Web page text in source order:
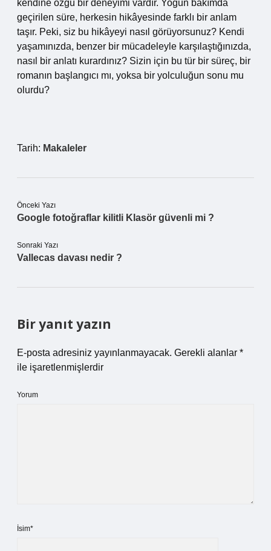
kendine özgü bir deneyimi vardır. Yoğun bakımda
geçirilen süre, herkesin hikâyesinde farklı bir anlam
taşır. Peki, siz bu hikâyeyi nasıl görüyorsunuz? Kendi
yaşamınızda, benzer bir mücadeleyle karşılaştığınızda,
nasıl bir anlatı kurardınız? Sizin için bu tür bir süreç, bir
romanın başlangıcı mı, yoksa bir yolculuğun sonu mu
olurdu?
Tarih: Makaleler
Önceki Yazı
Google fotoğraflar kilitli Klasör güvenli mi ?
Sonraki Yazı
Vallecas davası nedir ?
Bir yanıt yazın
E-posta adresiniz yayınlanmayacak. Gerekli alanlar *
ile işaretlenmişlerdir
Yorum
İsim*